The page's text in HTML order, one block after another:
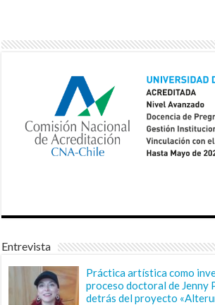
Entrevista
Práctica artística como
proceso doctoral de Jenny
detrás del proyecto